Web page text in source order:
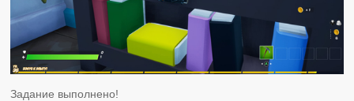
Задание выполнено!